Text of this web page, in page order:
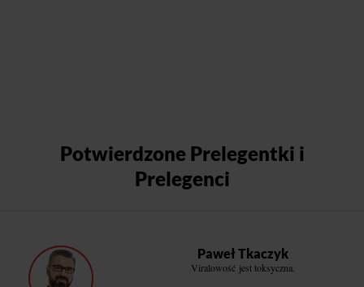
Potwierdzone Prelegentki i
Prelegenci
Paweł Tkaczyk
Viralowość jest toksyczna.